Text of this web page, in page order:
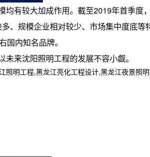
有较大加成作用。截至2019年首季度
、规模企业相对较少、市场集中度底等
国内知名品牌。
来沈阳照明工程的发展不容小觑。
明工程,黑龙江亮化工程设计,黑龙江夜景照